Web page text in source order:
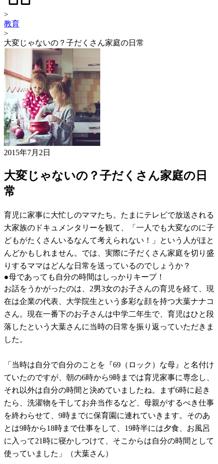
>
教育
>
大変じゃないの？子だくさん家庭の日常
2015年7月2日
大変じゃないの？子だくさん家庭の日
常
育児に家事に大忙しのママたち。たまにテレビで放送される
大家族のドキュメンタリーを観て、「一人でも大変なのに子
どもがたくさんいるなんて考えられない！」という人がほと
んどかもしれません。では、実際に子だくさん家庭を切り盛
りするママはどんな日常を送っているのでしょうか？
●母であっても自分の時間はしっかりキープ！
お話をうかがったのは、2男3女のお子さんの育児を経て、現
在は企業の代表、大学院生という多彩な顔を持つ大葉ナナコ
さん。現在一番下のお子さんは中学二年生で、育児はひと段
落したという大葉さんに当時の日常を振り返っていただきま
した。
「当時は自分で自分のことを『69（ロック）な母』と名付け
ていたのですが、朝の6時から9時までは育児家事に専念し、
それ以外は自分の時間と決めていましたね。まず6時に起き
たら、洗濯物を干してお弁当作るなど、母親がするべき仕事
を終わらせて、9時までに保育園に連れていきます。そのあ
とは9時から18時まで仕事をして、19時半には夕食、お風呂
に入って21時に寝かしつけて、そこからは自分の時間として
使っていました」（大葉さん）